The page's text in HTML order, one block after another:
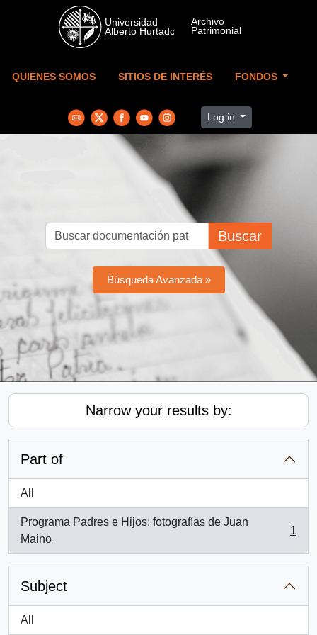
Skip to main content
QUIENES SOMOS SITIOS DE INTERÉS FONDOS
Log in
Buscar
Búsqueda Avanzada »
Narrow your results by:
Part of
All
Programa Padres e Hijos: fotografías de Juan
Maino
, 1 results
1
Subject
All